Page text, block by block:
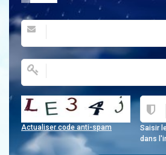
Saisir
dans
Actualiser code anti-spam